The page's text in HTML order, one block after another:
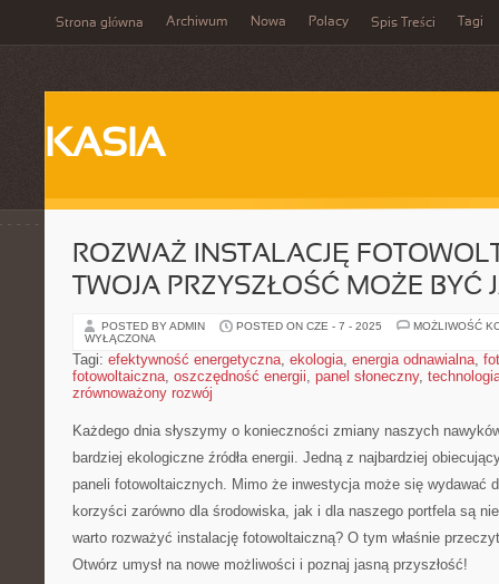
Strona główna Archiwum Nowa Polacy Spis Treści Tagi
KASIA
ROZWAŻ INSTALACJĘ
TWOJA PRZYSZŁOŚĆ MOŻE BYĆ
POSTED BY ADMIN POSTED ON CZE - 7 - 2025
MOŻLIWOŚĆ
WYŁĄCZONA
Tagi: efektywność energetyczna, ekologia, energia odnawialna,
fotowoltaiczna, oszczędność energii, panel słoneczny,
zrównoważony rozwój
Każdego ⁤dnia słyszymy o konieczności zmiany⁢ naszych
bardziej ekologiczne źródła energii. Jedną⁢ z najbardziej
paneli fotowoltaicznych. ⁣Mimo że inwestycja może się wydawać
korzyści zarówno dla środowiska, jak i dla naszego‍ portfela są
warto rozważyć instalację⁤ fotowoltaiczną? O tym właśnie
Otwórz umysł na nowe ‌możliwości i poznaj jasną przyszłość!